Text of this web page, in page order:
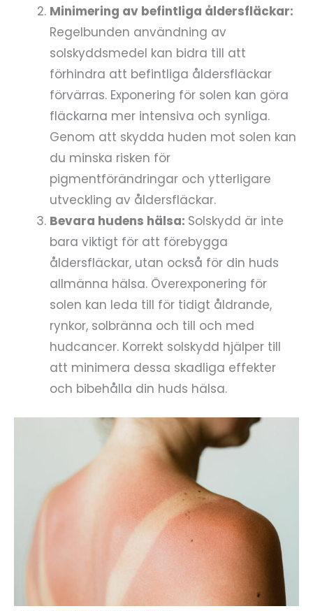
Minimering av befintliga åldersfläckar:
Regelbunden användning av
solskyddsmedel kan bidra till att
förhindra att befintliga åldersfläckar
förvärras. Exponering för solen kan göra
fläckarna mer intensiva och synliga.
Genom att skydda huden mot solen kan
du minska risken för
pigmentförändringar och ytterligare
utveckling av åldersfläckar.
Bevara hudens hälsa: Solskydd är inte
bara viktigt för att förebygga
åldersfläckar, utan också för din huds
allmänna hälsa. Överexponering för
solen kan leda till för tidigt åldrande,
rynkor, solbränna och till och med
hudcancer. Korrekt solskydd hjälper till
att minimera dessa skadliga effekter
och bibehålla din huds hälsa.